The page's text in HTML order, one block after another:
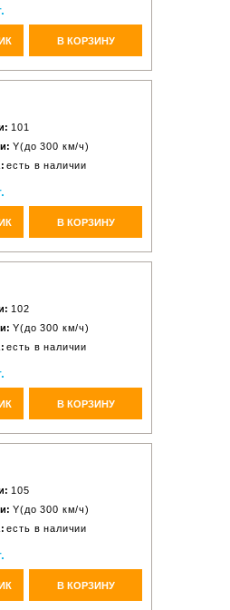
В КОРЗИНУ
101
Y(до 300 км/ч)
есть в наличии
В КОРЗИНУ
102
Y(до 300 км/ч)
есть в наличии
В КОРЗИНУ
105
Y(до 300 км/ч)
есть в наличии
В КОРЗИНУ